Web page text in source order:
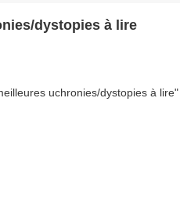
dystopies à lire